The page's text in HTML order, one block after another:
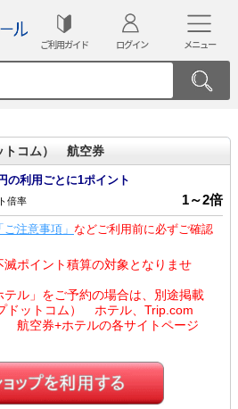
ご利用ガイド ログイン メニュー
トコム） 航空券
の利用ごとに1ポイント
倍率 1～2倍
注意事項」 などご利用前に必ずご確認
ポイント積算の対象となりませ
テル」をご予約の場合は、別途掲載
ドットコム） ホテル、Trip.com
航空券+ホテルの各サイトページ